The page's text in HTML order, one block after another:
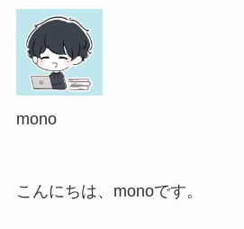
mono
こんにちは、monoです。